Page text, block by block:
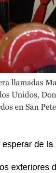
de
exteriores